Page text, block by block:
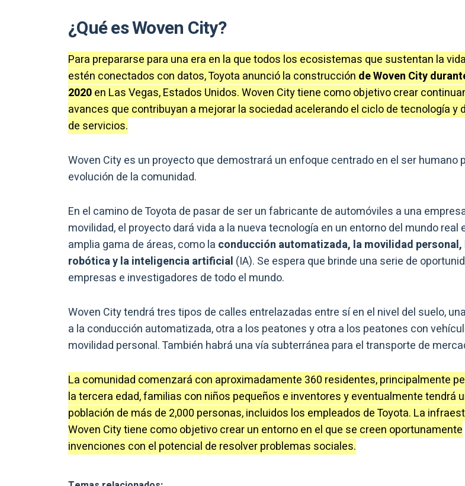
¿Qué es Woven City?
Para prepararse para una era en la que todos los ecosistemas que sustentan la
estén conectados con datos, Toyota anunció la construcción de Woven City
2020en Las Vegas, Estados Unidos. Woven City tiene como objetivo crear
avances que contribuyan a mejorar la sociedad acelerando el ciclo de tecnología y
de servicios.
Woven City es un proyecto que demostrará un enfoque centrado en el ser humano
evolución de la comunidad.
En el camino de Toyota de pasar de ser un fabricante de automóviles a una
movilidad, el proyecto dará vida a la nueva tecnología en un entorno del mundo real
amplia gama de áreas, como la conducción automatizada, la movilidad personal,
robótica y la inteligencia artificial (IA). Se espera que brinde una serie de
empresas e investigadores de todo el mundo.
Woven City tendrá tres tipos de calles entrelazadas entre sí en el nivel del suelo,
a la conducción automatizada, otra a los peatones y otra a los peatones con
movilidad personal. También habrá una vía subterránea para el transporte de
La comunidad comenzará con aproximadamente 360 ​​residentes, principalmente
la tercera edad, familias con niños pequeños e inventores y eventualmente tendrá
población de más de 2,000 personas, incluidos los empleados de Toyota. La
Woven City tiene como objetivo crear un entorno en el que se creen oportunamente
invenciones con el potencial de resolver problemas sociales.